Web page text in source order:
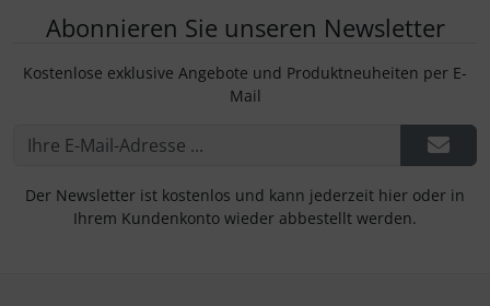
Abonnieren Sie unseren Newsletter
Kostenlose exklusive Angebote und Produktneuheiten per E-
Mail
Der Newsletter ist kostenlos und kann jederzeit hier oder in
Ihrem Kundenkonto wieder abbestellt werden.